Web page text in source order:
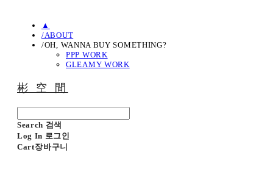
▲
/ABOUT
/OH, WANNA BUY SOMETHING?
PPP WORK
GLEAMY WORK
彬 空 間
Search 검색
Log In 로그인
Cart장바구니